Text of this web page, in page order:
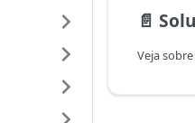
📄️